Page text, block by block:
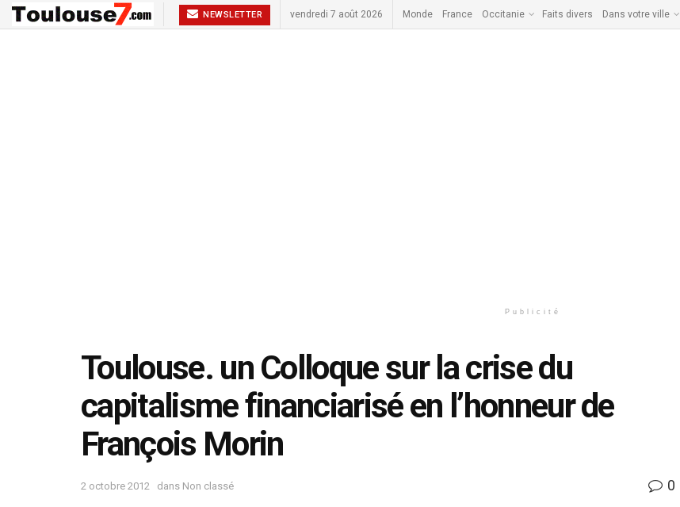
NEWSLETTER vendredi 7 août 2026 Monde France Occitanie Faits divers Dans votre ville
Publicité
Toulouse. un Colloque sur la crise du
capitalisme financiarisé en l’honneur de
François Morin
2 octobre 2012 dans Non classé 0